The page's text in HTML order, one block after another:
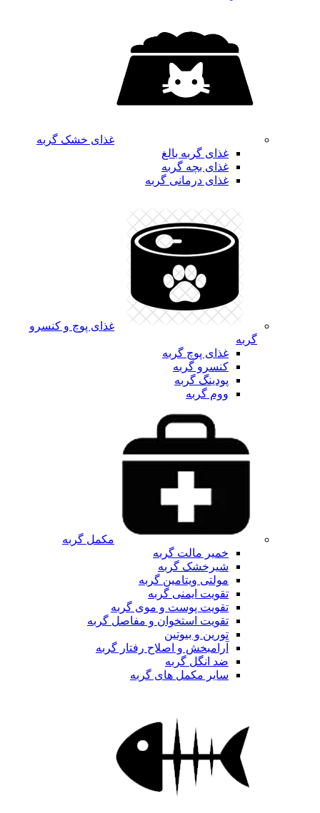
غذای خشک گربه
غذای گربه بالغ
غذای بچه گربه
غذای درمانی گربه
غذای پوچ و کنسرو
گربه
غذای پوچ گربه
کنسرو گربه
پودینگ گربه
ووم گربه
مکمل گربه
خمیر مالت گربه
شیرخشک گربه
مولتی ویتامین گربه
تقویت ایمنی گربه
تقویت پوست و موی گربه
تقویت استخوان و مفاصل گربه
تورین و بیوتین
آرامبخش و اصلاح رفتار گربه
ضد انگل گربه
سایر مکمل های گربه